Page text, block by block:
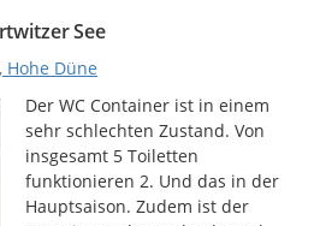
See
Hohe Düne
Der WC Container ist in einem
sehr schlechten Zustand. Von
insgesamt 5 Toiletten
funktionieren 2. Und das in der
Hauptsaison. Zudem ist der